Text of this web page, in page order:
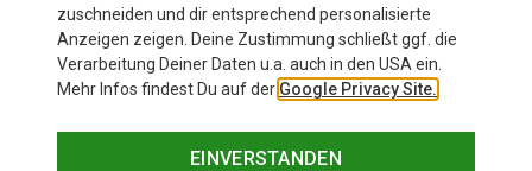
zuschneiden und dir entsprechend personalisierte
Anzeigen zeigen. Deine Zustimmung schließt ggf. die
Verarbeitung Deiner Daten u.a. auch in den USA ein.
Mehr Infos findest Du auf der Google Privacy Site.
EINVERSTANDEN